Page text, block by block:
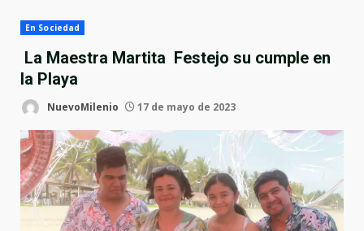
En Sociedad
La Maestra Martita Festejo su cumple en
la Playa
NuevoMilenio 17 de mayo de 2023